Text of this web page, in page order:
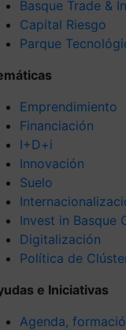
Basque Trade &
Capital Riesgo
Parque
Emprendimiento
Financiación
I+D+i
Innovación
Suelo
Invest in Basque
Digitalización
Política de
e Iniciativas
Agenda,